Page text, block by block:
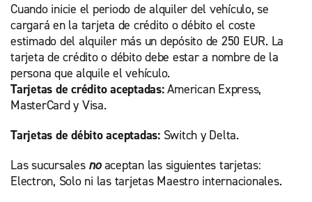
Cuando inicie el periodo de alquiler del vehículo, se
cargará en la tarjeta de crédito o débito el coste
estimado del alquiler más un depósito de 250 EUR. La
tarjeta de crédito o débito debe estar a nombre de la
persona que alquile el vehículo.
Tarjetas de crédito aceptadas:American Express,
MasterCard y Visa.
Tarjetas de débito aceptadas:Switch y Delta.
Las sucursales noaceptan las siguientes tarjetas:
Electron, Solo ni las tarjetas Maestro internacionales.